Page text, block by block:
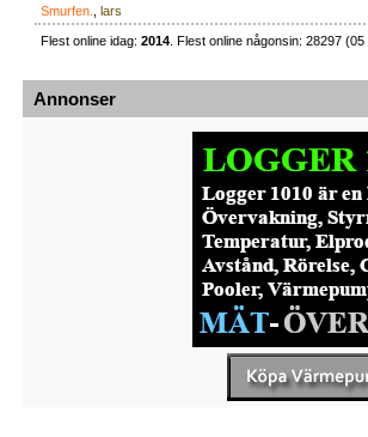
Smurfen.
,lars
Flest online idag:2014 . Flest online någonsin: 28297
Annonser